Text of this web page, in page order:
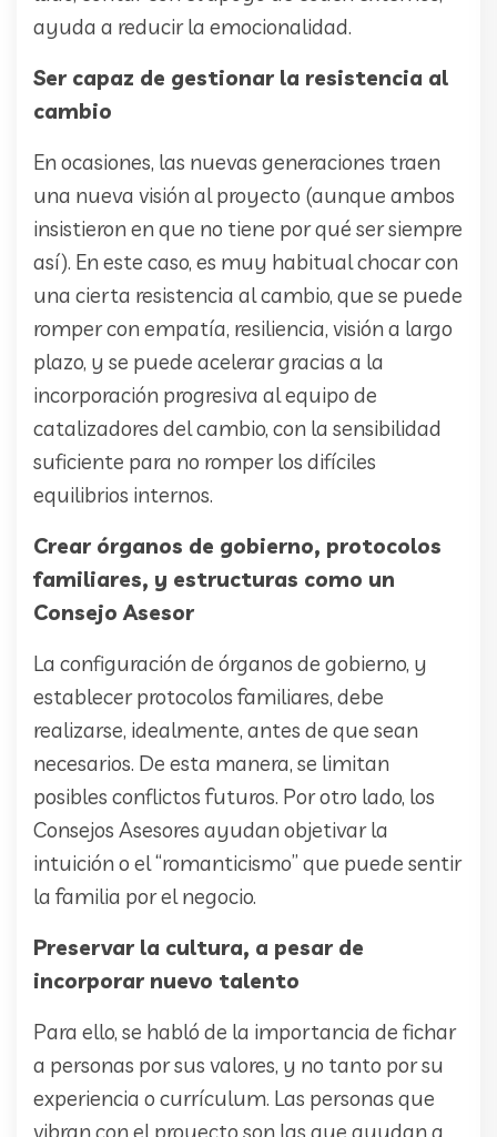
ayuda a reducir la emocionalidad.
Ser capaz de gestionar la resistencia al
cambio
En ocasiones, las nuevas generaciones traen
una nueva visión al proyecto (aunque ambos
insistieron en que no tiene por qué ser siempre
así). En este caso, es muy habitual chocar con
una cierta resistencia al cambio, que se puede
romper con empatía, resiliencia, visión a largo
plazo, y se puede acelerar gracias a la
incorporación progresiva al equipo de
catalizadores del cambio, con la sensibilidad
suficiente para no romper los difíciles
equilibrios internos.
Crear órganos de gobierno, protocolos
familiares, y estructuras como un
Consejo Asesor
La configuración de órganos de gobierno, y
establecer protocolos familiares, debe
realizarse, idealmente, antes de que sean
necesarios. De esta manera, se limitan
posibles conflictos futuros. Por otro lado, los
Consejos Asesores ayudan objetivar la
intuición o el “romanticismo” que puede sentir
la familia por el negocio.
Preservar la cultura, a pesar de
incorporar nuevo talento
Para ello, se habló de la importancia de fichar
a personas por sus valores, y no tanto por su
experiencia o currículum. Las personas que